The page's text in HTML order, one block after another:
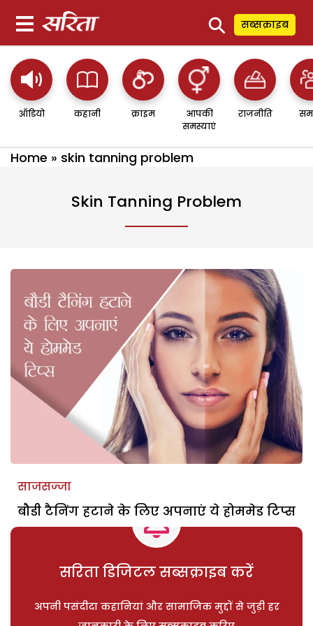
⚲ सब्सक्राइब
ऑडियो कहानी क्राइम
आपकी
समस्याएं
राजनीति
Home » skin tanning problem
Skin Tanning Problem
साजसज्जा
बौडी टैनिंग हटाने के लिए अपनाएं ये होममेड टिप्स
सरिता डिजिटल सब्सक्राइब करें
अपनी पसंदीदा कहानियां और सामाजिक मुद्दों से जुड़ी हर